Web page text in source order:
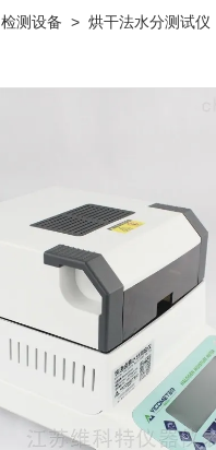
检测设备 > 烘干法水分测试仪